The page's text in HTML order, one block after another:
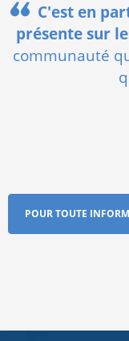
C'est en
présente sur
communauté
POUR TOUTE